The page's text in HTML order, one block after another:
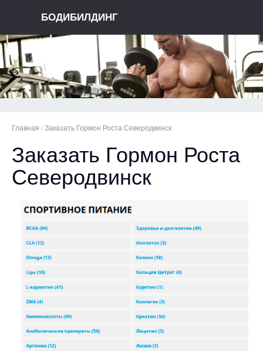
БОДИБИЛДИНГ
Главная / Заказать Гормон Роста Северодвинск
Заказать Гормон Роста
Северодвинск